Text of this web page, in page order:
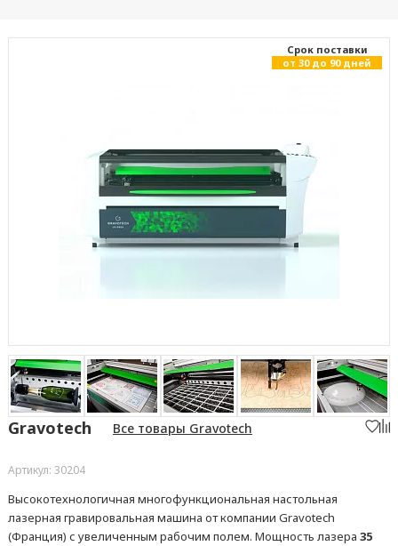
Cрок поставки
от 30 до 90 дней
Gravotech Все товары Gravotech
Артикул: 30204
Высокотехнологичная многофункциональная настольная
лазерная гравировальная машина от компании Gravotech
(Франция) с увеличенным рабочим полем. Мощность лазера 35